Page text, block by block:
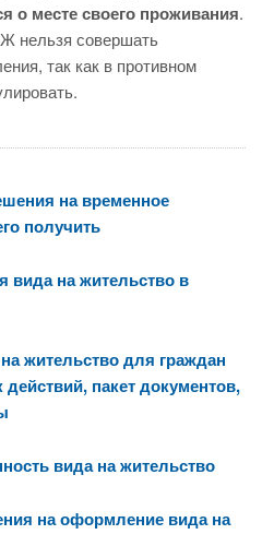
о месте своего проживания.
нельзя совершать
так как в противном
на временное
получить
вида на жительство в
жительство для граждан
пакет документов,
вида на жительство
на оформление вида на